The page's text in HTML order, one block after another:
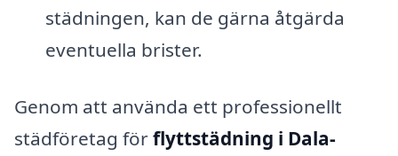
städningen, kan de gärna åtgärda
eventuella brister.
Genom att använda ett professionellt
städföretag förflyttstädning i Dala-